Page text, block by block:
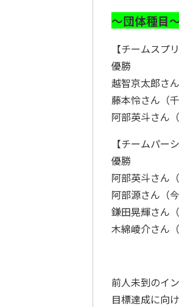
～団体種目
【チームスプ
優勝
越智京太郎さ
藤本怜さん（
阿部英斗さん
【チームパー
優勝
阿部英斗さん
阿部源さん（
鎌田晃輝さん
木綿崚介さん
前人未到のイ
目標達成に向